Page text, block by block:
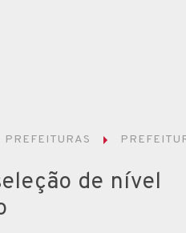
PREFEITURAS
de nível